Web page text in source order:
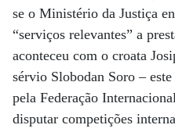
se o Ministério da Justiça
“serviços relevantes” a
aconteceu com o croata
sérvio Slobodan Soro –
pela Federação
disputar competições